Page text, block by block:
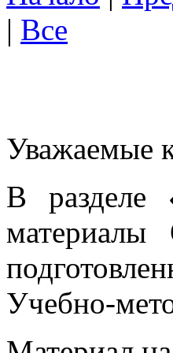
| Все
Уважаемые
В разделе
материалы
Учебно-